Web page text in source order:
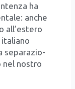
ha
anche
all’e­ste­ro
sepa­ra­zio­
nel nostro